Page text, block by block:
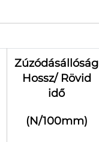
Zúzódásállóság
Hossz/ Rövid
idő
(N/100mm)